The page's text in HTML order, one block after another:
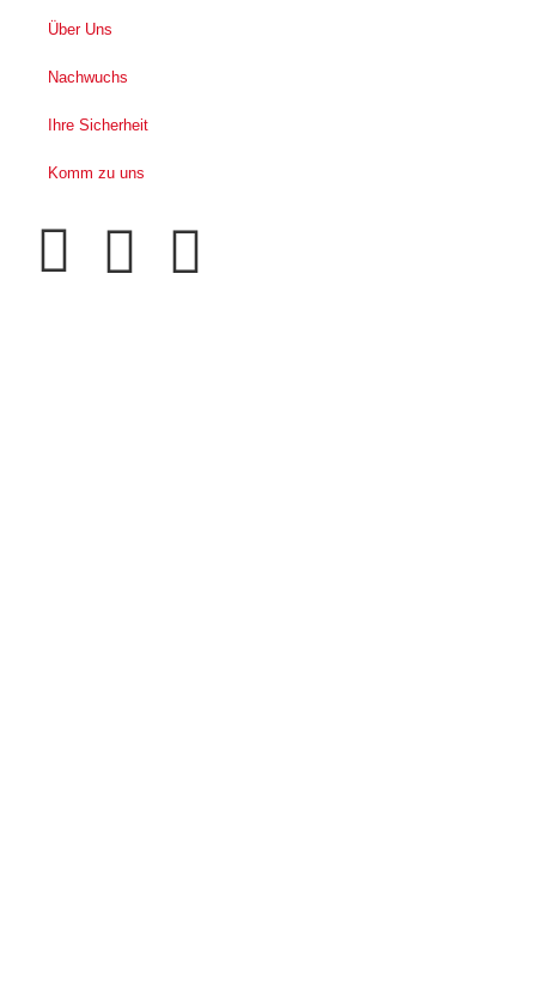
Über Uns
Nachwuchs
Ihre Sicherheit
Komm zu uns